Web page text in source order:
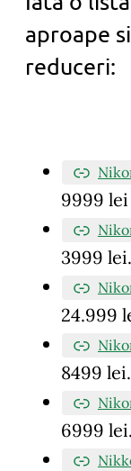
aproape
reduceri:
9999
3999 lei.
24.999
8499 lei.
6999 lei.